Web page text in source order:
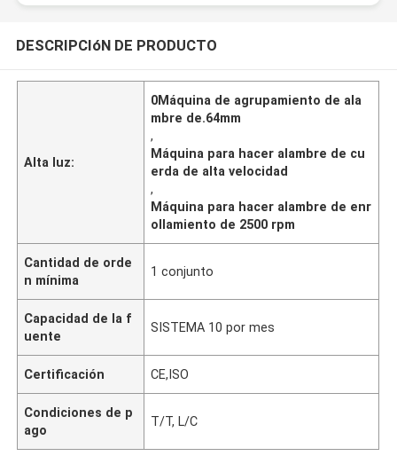
DESCRIPCIóN DE PRODUCTO
Alta luz:
0Máquina de agrupamiento de ala
mbre de.64mm
,
Máquina para hacer alambre de cu
erda de alta velocidad
,
Máquina para hacer alambre de enr
ollamiento de 2500 rpm
Cantidad de orde
n mínima
1 conjunto
Capacidad de la f
uente
SISTEMA 10 por mes
Certificación CE,ISO
Condiciones de p
ago
T/T, L/C